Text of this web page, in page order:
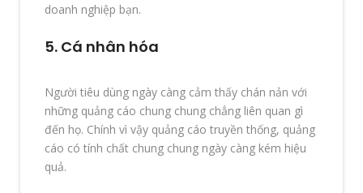
doanh nghiệp bạn.
5. Cá nhân hóa
Người tiêu dùng ngày càng cảm thấy chán nản với
những quảng cáo chung chung chẳng liên quan gì
đến họ. Chính vì vậy quảng cáo truyền thống, quảng
cáo có tính chất chung chung ngày càng kém hiệu
quả.